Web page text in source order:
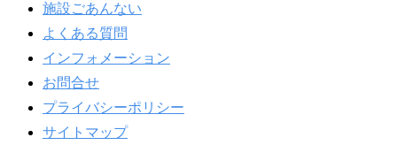
施設ごあんない
よくある質問
インフォメーション
お問合せ
プライバシーポリシー
サイトマップ